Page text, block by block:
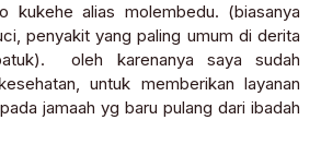
kukehe alias molembedu. (biasanya
penyakit yang paling umum di derita
oleh karenanya saya sudah
untuk memberikan layanan
jamaah yg baru pulang dari ibadah